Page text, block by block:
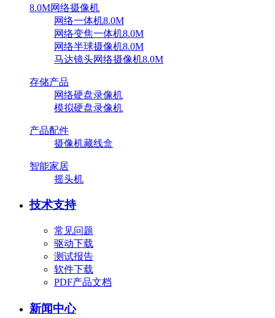
8.0M网络摄像机
网络一体机8.0M
网络变焦一体机8.0M
网络半球摄像机8.0M
马达镜头网络摄像机8.0M
存储产品
网络硬盘录像机
模拟硬盘录像机
产品配件
摄像机藏线盒
智能家居
摇头机
技术支持
常见问题
驱动下载
测试报告
软件下载
PDF产品文档
新闻中心